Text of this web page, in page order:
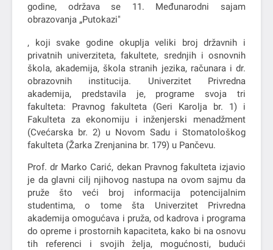
godine, održava se 11. Međunarodni sajam
obrazovanja „Putokazi"
, koji svake godine okuplja veliki broj državnih i
privatnih univerziteta, fakultete, srednjih i osnovnih
škola, akademija, škola stranih jezika, računara i dr.
obrazovnih institucija. Univerzitet Privredna
akademija, predstavila je, programe svoja tri
fakulteta: Pravnog fakulteta (Geri Karolja br. 1) i
Fakulteta za ekonomiju i inženjerski menadžment
(Cvećarska br. 2) u Novom Sadu i Stomatološkog
fakulteta (Žarka Zrenjanina br. 179) u Pančevu.
Prof. dr Marko Carić, dekan Pravnog fakulteta izjavio
je da glavni cilj njihovog nastupa na ovom sajmu da
pruže što veći broj informacija potencijalnim
studentima, o tome šta Univerzitet Privredna
akademija omogućava i pruža, od kadrova i programa
do opreme i prostornih kapaciteta, kako bi na osnovu
tih referenci i svojih želja, mogućnosti, budući